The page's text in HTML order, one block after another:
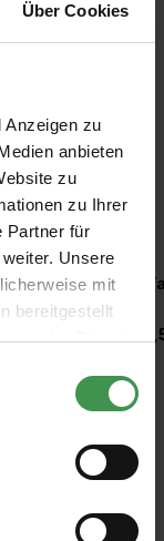
Über Cookies
Anzeigen zu
anbieten
zu
zu Ihrer
Partner für
Unsere
mit
bereitgestellt
der Dienste